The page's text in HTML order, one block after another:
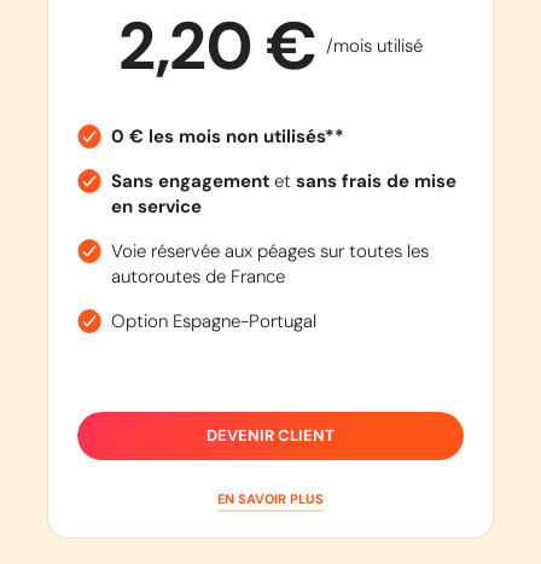
2,20 € /mois utilisé
0 € les mois non utilisés**
Sans engagementet sans frais de mise
en service
Voie réservée aux péages sur toutes les
autoroutes de France
Option Espagne-Portugal
DEVENIR CLIENT
EN SAVOIR PLUS